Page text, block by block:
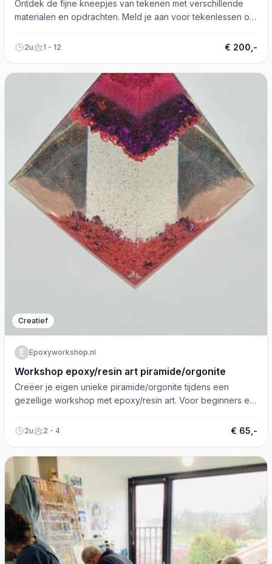
Ontdek de fijne kneepjes van tekenen met verschillende
materialen en opdrachten. Meld je aan voor tekenlessen op
2u 1 - 12 € 200,-
Creatief
E Epoxyworkshop.nl
Workshop epoxy/resin art piramide/orgonite
Creëer je eigen unieke piramide/orgonite tijdens een
gezellige workshop met epoxy/resin art. Voor beginners en
2u 2 - 4 € 65,-